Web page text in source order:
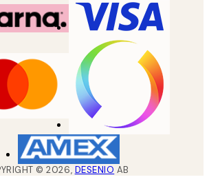
©2026, DESENIO AB